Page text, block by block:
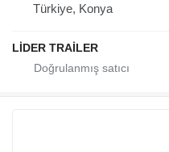
Türkiye, Konya
LİDER TRAİLER